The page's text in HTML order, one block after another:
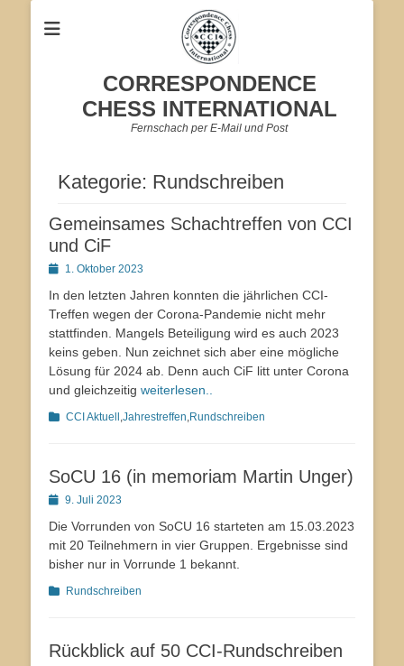
CORRESPONDENCE
CHESS INTERNATIONAL
Fernschach per E-Mail und Post
Kategorie: Rundschreiben
Gemeinsames Schachtreffen von CCI
und CiF
Veröffentlicht
1. Oktober 2023
In den letzten Jahren konnten die jährlichen CCI-
Treffen wegen der Corona-Pandemie nicht mehr
stattfinden. Mangels Beteiligung wird es auch 2023
keins geben. Nun zeichnet sich aber eine mögliche
Lösung für 2024 ab. Denn auch CiF litt unter Corona
und gleichzeitig weiterlesen..
Kategorien
CCI Aktuell ,Jahrestreffen,Rundschreiben
SoCU 16 (in memoriam Martin Unger)
Veröffentlicht
9. Juli 2023
Die Vorrunden von SoCU 16 starteten am 15.03.2023
mit 20 Teilnehmern in vier Gruppen. Ergebnisse sind
bisher nur in Vorrunde 1 bekannt.
Kategorien
Rundschreiben
Rückblick auf 50 CCI-Rundschreiben